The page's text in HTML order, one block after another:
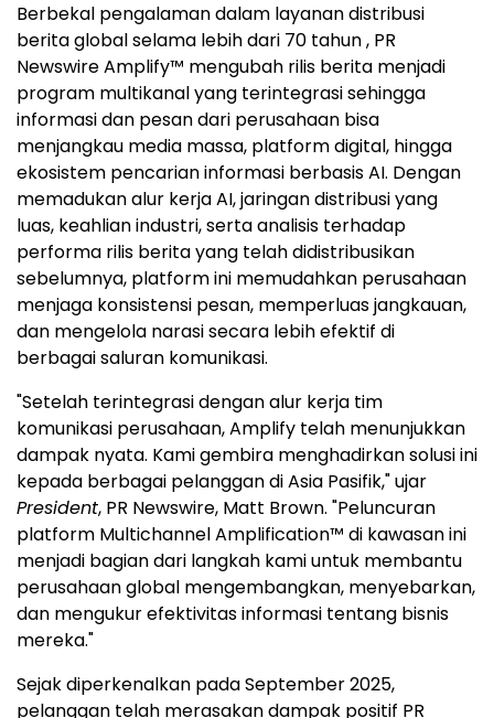
Berbekal pengalaman dalam layanan distribusi
berita global selama lebih dari 70 tahun , PR
Newswire Amplify™ mengubah rilis berita menjadi
program multikanal yang terintegrasi sehingga
informasi dan pesan dari perusahaan bisa
menjangkau media massa, platform digital, hingga
ekosistem pencarian informasi berbasis AI. Dengan
memadukan alur kerja AI, jaringan distribusi yang
luas, keahlian industri, serta analisis terhadap
performa rilis berita yang telah didistribusikan
sebelumnya, platform ini memudahkan perusahaan
menjaga konsistensi pesan, memperluas jangkauan,
dan mengelola narasi secara lebih efektif di
berbagai saluran komunikasi.
"Setelah terintegrasi dengan alur kerja tim
komunikasi perusahaan, Amplify telah menunjukkan
dampak nyata. Kami gembira menghadirkan solusi ini
kepada berbagai pelanggan di Asia Pasifik," ujar
President, PR Newswire, Matt Brown. "Peluncuran
platform Multichannel Amplification™ di kawasan ini
menjadi bagian dari langkah kami untuk membantu
perusahaan global mengembangkan, menyebarkan,
dan mengukur efektivitas informasi tentang bisnis
mereka."
Sejak diperkenalkan pada September 2025,
pelanggan telah merasakan dampak positif PR